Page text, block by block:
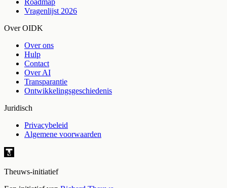
Roadmap
Vragenlijst 2026
Over OIDK
Over ons
Hulp
Contact
Over AI
Transparantie
Ontwikkelingsgeschiedenis
Juridisch
Privacybeleid
Algemene voorwaarden
Theuws-initiatief